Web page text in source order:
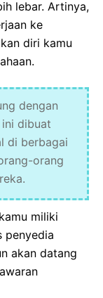
lebar. Artinya,
ke
diri kamu
dengan
dibuat
di berbagai
orang
miliki
penyedia
akan datang